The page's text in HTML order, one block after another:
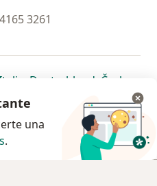
3261
pestaña
una nueva pestaña
abre en una nueva pestaña
se abre en una nueva
Deutschlandse abre en
Česko
nueva pestaña
en una nueva pestaña
se abre en una nueva pestaña
Brasil se abre en una nueva
se abre en
se
se abre en una nueva
© 2026 - Encuentra tu
una
.